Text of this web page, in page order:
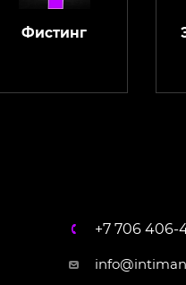
Фистинг
+7 706 406-
WhatsApp